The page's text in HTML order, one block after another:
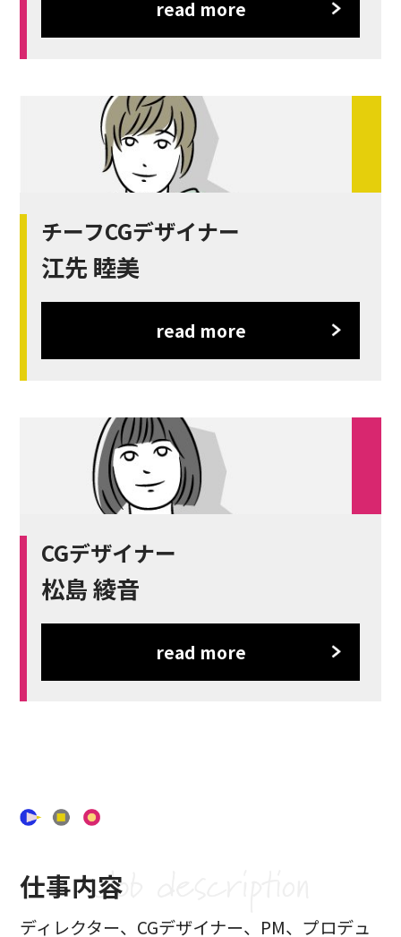
read more
チーフCGデザイナー
江先 睦美
read more
CGデザイナー
松島 綾音
read more
仕事内容
ディレクター、CGデザイナー、PM、プロデュ